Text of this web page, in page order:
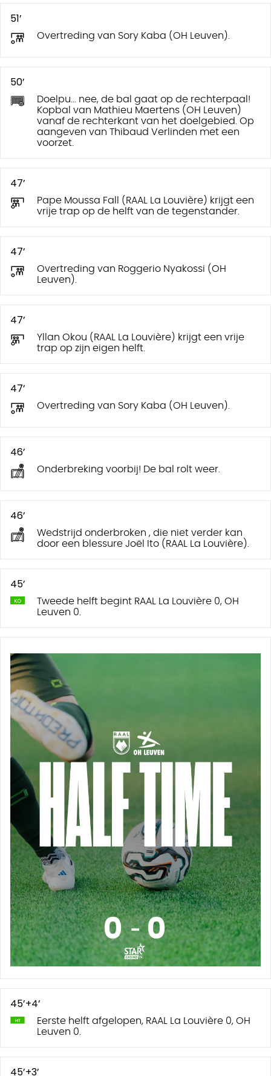
51’
Overtreding van Sory Kaba (OH Leuven).
50’
Doelpu... nee, de bal gaat op de rechterpaal!
Kopbal van Mathieu Maertens (OH Leuven)
vanaf de rechterkant van het doelgebied. Op
aangeven van Thibaud Verlinden met een
voorzet.
47’
Pape Moussa Fall (RAAL La Louvière) krijgt een
vrije trap op de helft van de tegenstander.
47’
Overtreding van Roggerio Nyakossi (OH
Leuven).
47’
Yllan Okou (RAAL La Louvière) krijgt een vrije
trap op zijn eigen helft.
47’
Overtreding van Sory Kaba (OH Leuven).
46’
Onderbreking voorbij! De bal rolt weer.
46’
Wedstrijd onderbroken , die niet verder kan
door een blessure Joël Ito (RAAL La Louvière).
45’
Tweede helft begint RAAL La Louvière 0, OH
Leuven 0.
45’+4’
Eerste helft afgelopen, RAAL La Louvière 0, OH
Leuven 0.
45’+3’